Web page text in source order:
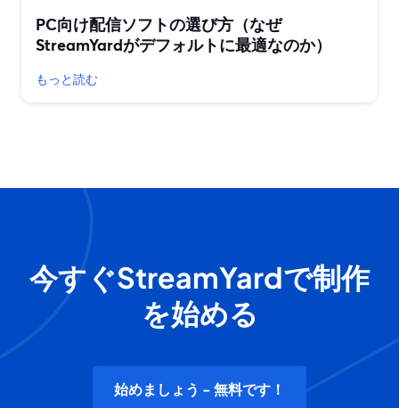
PC向け配信ソフトの選び方（なぜ
StreamYardがデフォルトに最適なのか）
もっと読む
今すぐStreamYardで制作
を始める
始めましょう - 無料です！